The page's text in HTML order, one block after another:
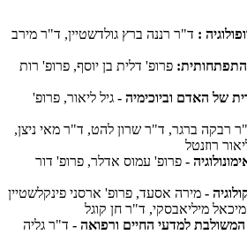
: ד"ר רננה ברץ גולדשטיין, ד"ר מירב
והתפתחותית: פרופ' דלית בן יוסף, פרופ' רות
של האדם וביוכימיה - גיל ליאור, פרופ'
רבקה ברגר, ד"ר שרון להט, ד"ר מאי ניצן,
רוזנטל
- פרופ' עמוס אדלר, פרופ' דור
- מירה אסעד, פרופ' ארסני פינקלשטיין
מיליאבסקי, ד"ר חן קוגל
למדעי החיים ורפואה - ד"ר גליה